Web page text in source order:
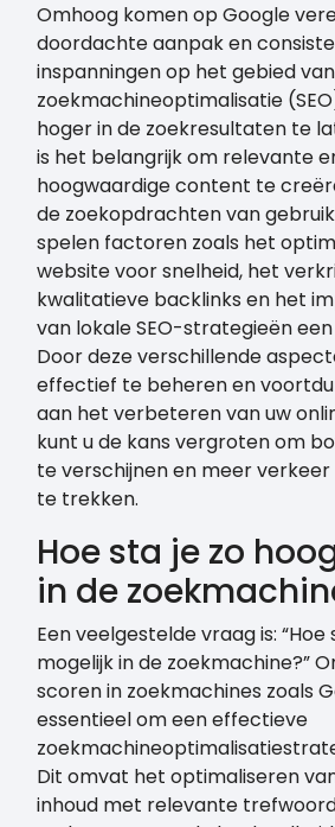
Omhoog komen op Google
doordachte aanpak en
inspanningen op het gebied van
zoekmachineoptimalisatie
hoger in de zoekresultaten te
is het belangrijk om relevante
hoogwaardige content te
de zoekopdrachten van
spelen factoren zoals het
website voor snelheid, het
kwalitatieve backlinks en het
van lokale SEO-strategieën
Door deze verschillende
effectief te beheren en
aan het verbeteren van uw
kunt u de kans vergroten om
te verschijnen en meer
te trekken.
Hoe sta je zo
in de
Een veelgestelde vraag is: “Hoe
mogelijk in de zoekmachine?”
scoren in zoekmachines zoals
essentieel om een effectieve
Dit omvat het optimaliseren
inhoud met relevante